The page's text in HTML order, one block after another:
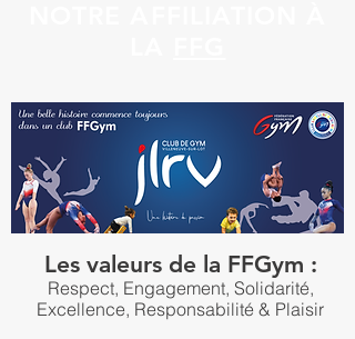
Les valeurs de la FFGym :
Respect, Engagement, Solidarité,
Excellence, Responsabilité & Plaisir